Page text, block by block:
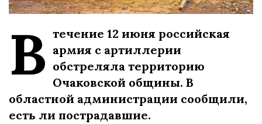
В течение 12 июня российская
армия с артиллерии
обстреляла территорию
Очаковской общины. В
областной администрации сообщили,
есть ли пострадавшие.